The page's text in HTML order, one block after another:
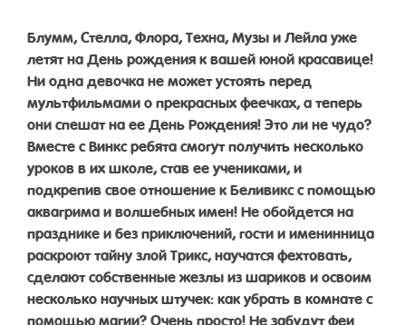
Блумм, Стелла, Флора, Техна, Музы и Лейла уже
летят на День рождения к вашей юной красавице!
Ни одна девочка не может устоять перед
мультфильмами о прекрасных феечках, а теперь
они спешат на ее День Рождения! Это ли не чудо?
Вместе с Винкс ребята смогут получить несколько
уроков в их школе, став ее учениками, и
подкрепив свое отношение к Беливикс с помощью
аквагрима и волшебных имен! Не обойдется на
празднике и без приключений, гости и именинница
раскроют тайну злой Трикс, научатся фехтовать,
сделают собственные жезлы из шариков и освоим
несколько научных штучек: как убрать в комнате с
помощью магии? Очень просто! Не забудут феи